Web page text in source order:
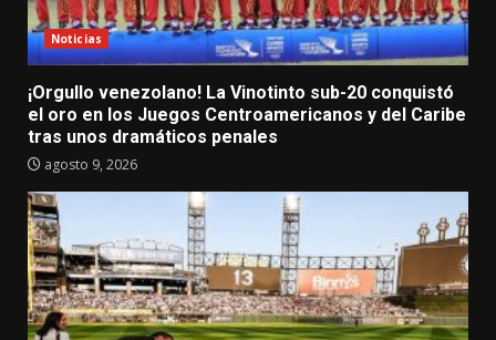
Noticias
¡Orgullo venezolano! La Vinotinto sub-20 conquistó
el oro en los Juegos Centroamericanos y del Caribe
tras unos dramáticos penales
agosto 9, 2026